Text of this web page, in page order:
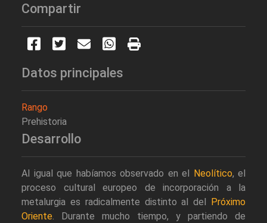
Compartir
Datos principales
Rango
Prehistoria
Desarrollo
Al igual que habíamos observado en el Neolítico, el
proceso cultural europeo de incorporación a la
metalurgia es radicalmente distinto al del
Próximo
Oriente. Durante mucho tiempo, y partiendo de